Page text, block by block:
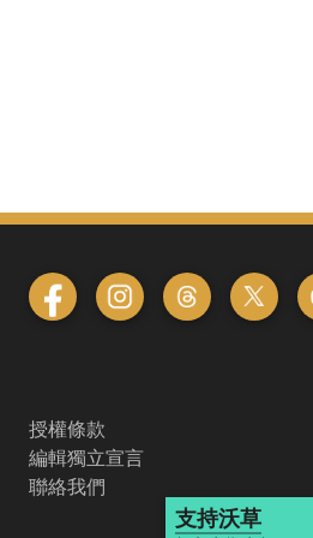
授權條款
編輯獨立宣言
聯絡我們
支持沃草